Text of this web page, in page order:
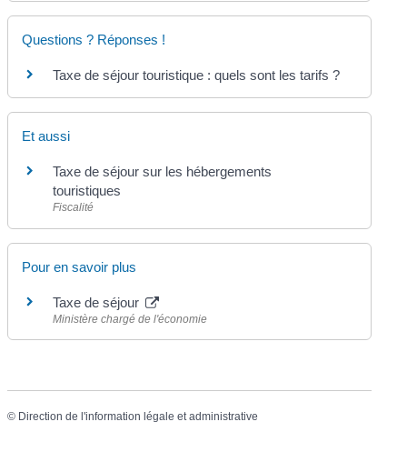
Questions ? Réponses !
Taxe de séjour touristique : quels sont les tarifs ?
Et aussi
Taxe de séjour sur les hébergements
touristiques
Fiscalité
Pour en savoir plus
Taxe de séjour
Ministère chargé de l'économie
© Direction de l'information légale et administrative